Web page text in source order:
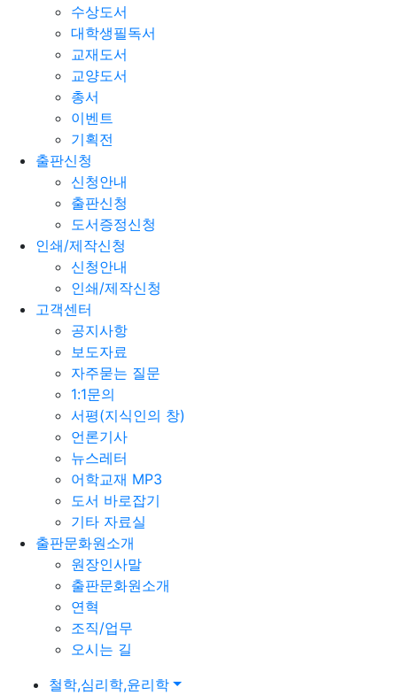
수상도서
대학생필독서
교재도서
교양도서
총서
이벤트
기획전
출판신청
신청안내
출판신청
도서증정신청
인쇄/제작신청
신청안내
인쇄/제작신청
고객센터
공지사항
보도자료
자주묻는 질문
1:1문의
서평(지식인의 창)
언론기사
뉴스레터
어학교재 MP3
도서 바로잡기
기타 자료실
출판문화원소개
원장인사말
출판문화원소개
연혁
조직/업무
오시는 길
철학,심리학,윤리학